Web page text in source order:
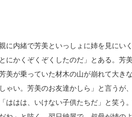
内緒で芳美といっしょに姉を見にい
にかくぞくぞくしたのだ」とある。芳
が乗っていた材木の山が崩れて大き
い。芳美のお友達かしら」と言うが
ははは、いけない子供たちだ」と笑う